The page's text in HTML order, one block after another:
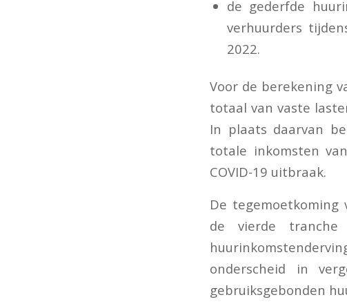
de gederfde
verhuurders
2022.
Voor de berekening
totaal van vaste
In plaats daarvan
totale inkomsten
COVID-19 uitbraak.
De tegemoetkoming
de vierde tranche
onderscheid in
gebruiksgebonden